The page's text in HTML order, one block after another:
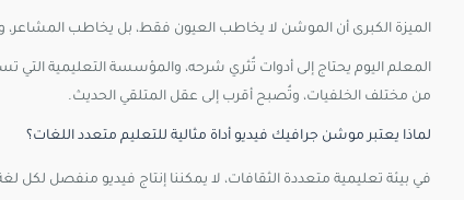
الميزة الكبرى أن الموشن لا يخاطب العيون فقط، بل يخاطب المشاعر،
المعلم اليوم يحتاج إلى أدوات تُثري شرحه، والمؤسسة التعليمية التي
من مختلف الخلفيات، وتُصبح أقرب إلى عقل المتلقي الحديث.
لماذا يعتبر موشن جرافيك فيديو أداة مثالية للتعليم متعدد اللغات؟
في بيئة تعليمية متعددة الثقافات، لا يمكننا إنتاج فيديو منفصل لكل